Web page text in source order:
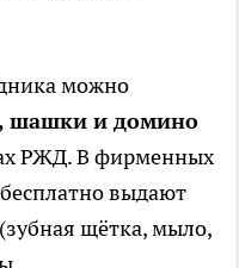
можно
шашки и домино
РЖД. В фирменных
выдают
(зубная щётка, мыло,